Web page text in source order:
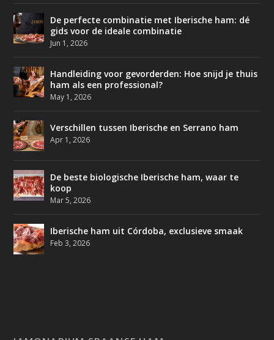
De perfecte combinatie met Iberische ham: dé
gids voor de ideale combinatie
Jun 1, 2026
Handleiding voor gevorderden: Hoe snijd je thuis
ham als een professional?
May 1, 2026
Verschillen tussen Iberische en Serrano ham
Apr 1, 2026
De beste biologische Iberische ham, waar te
koop
Mar 5, 2026
Iberische ham uit Córdoba, exclusieve smaak
Feb 3, 2026